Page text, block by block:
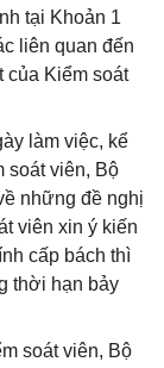
tại Khoản 1
liên quan đến
của Kiểm soát
làm việc, kể
soát viên, Bộ
những đề nghị
viên xin ý kiến
cấp bách thì
thời hạn bảy
soát viên, Bộ